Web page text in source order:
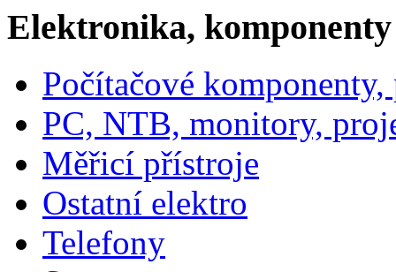
Elektronika, komponenty
Počítačové
PC, NTB, monitory,
Měřicí přístroje
Ostatní elektro
Telefony